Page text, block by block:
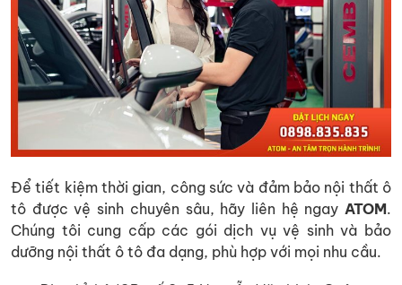
Để tiết kiệm thời gian, công sức và đảm bảo nội thất ô
tô được vệ sinh chuyên sâu, hãy liên hệ ngay ATOM.
Chúng tôi cung cấp các gói dịch vụ vệ sinh và bảo
dưỡng nội thất ô tô đa dạng, phù hợp với mọi nhu cầu.